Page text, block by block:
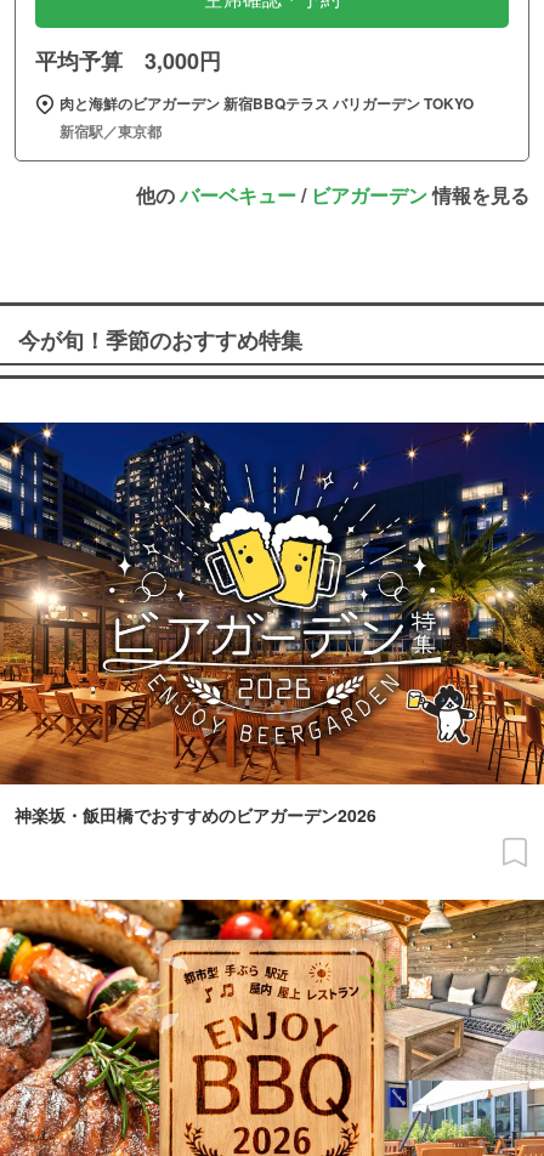
平均予算 3,000円
肉と海鮮のビアガーデン 新宿BBQテラス バリガーデン TOKYO
新宿駅／東京都
他のバーベキュー/ ビアガーデン情報を見る
今が旬！季節のおすすめ特集
神楽坂・飯田橋でおすすめのビアガーデン2026